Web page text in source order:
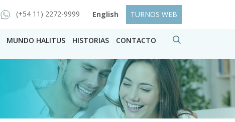
(+54 11) 2272-9999 English TURNOS WEB
MUNDO HALITUS HISTORIAS CONTACTO